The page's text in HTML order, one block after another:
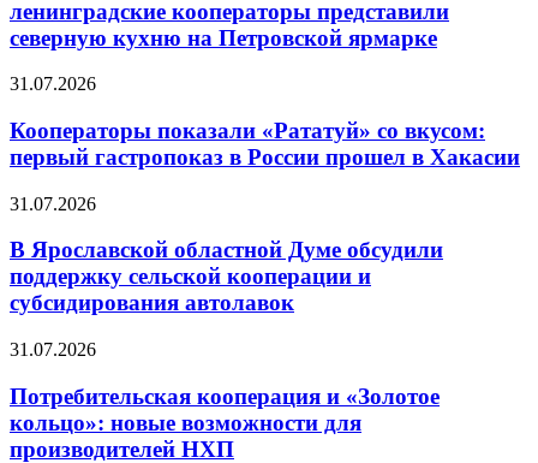
ленинградские кооператоры представили
северную кухню на Петровской ярмарке
31.07.2026
Кооператоры показали «Рататуй» со вкусом:
первый гастропоказ в России прошел в Хакасии
31.07.2026
В Ярославской областной Думе обсудили
поддержку сельской кооперации и
субсидирования автолавок
31.07.2026
Потребительская кооперация и «Золотое
кольцо»: новые возможности для
производителей НХП